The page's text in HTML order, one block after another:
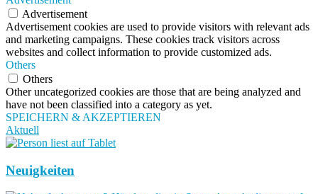
Advertisement
Advertisement cookies are used to provide visitors with relevant ads
and marketing campaigns. These cookies track visitors across
websites and collect information to provide customized ads.
Others
Others
Other uncategorized cookies are those that are being analyzed and
have not been classified into a category as yet.
SPEICHERN & AKZEPTIEREN
Aktuell
Neuigkeiten